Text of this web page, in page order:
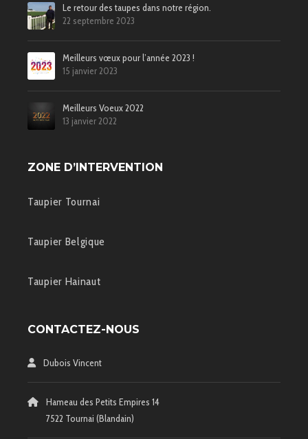
Le retour des taupes dans notre région.
22 septembre 2023
Meilleurs vœux pour l’année 2023 !
15 janvier 2023
Meilleurs Voeux 2022
13 janvier 2022
ZONE D’INTERVENTION
Taupier Tournai
Taupier Belgique
Taupier Hainaut
CONTACTEZ-NOUS
Dubois Vincent
Hameau des Petits Empires 14
7522 Tournai (Blandain)